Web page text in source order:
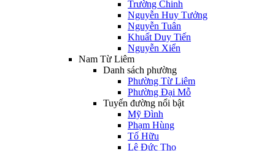
Trường Chinh
Nguyễn Huy Tưởng
Nguyễn Tuân
Khuất Duy Tiến
Nguyễn Xiển
Nam Từ Liêm
Danh sách phường
Phường Từ Liêm
Phường Đại Mỗ
Tuyến đường nổi bật
Mỹ Đình
Phạm Hùng
Tố Hữu
Lê Đức Thọ